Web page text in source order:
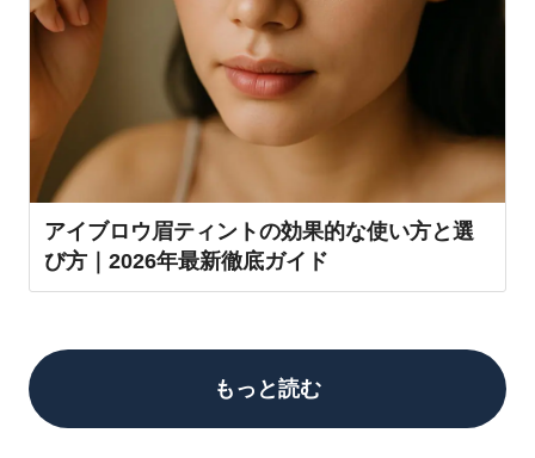
アイブロウ眉ティントの効果的な使い方と選
び方｜2026年最新徹底ガイド
もっと読む